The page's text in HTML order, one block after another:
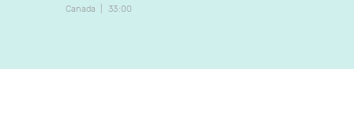
Canada
33:00